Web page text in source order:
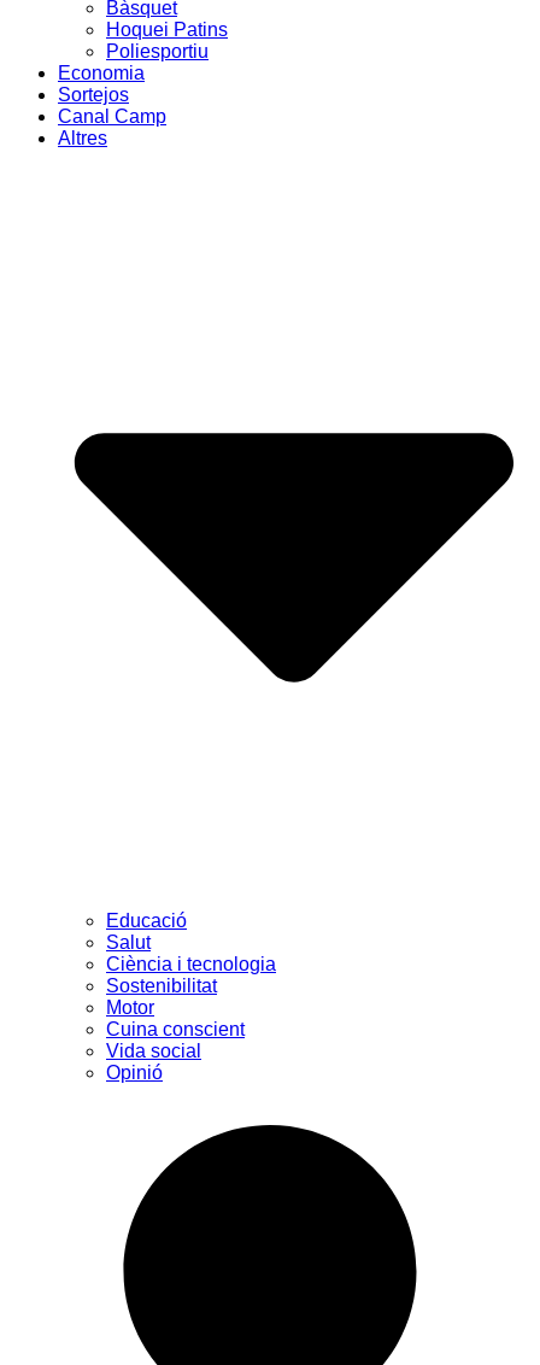
Bàsquet
Hoquei Patins
Poliesportiu
Economia
Sortejos
Canal Camp
Altres
Educació
Salut
Ciència i tecnologia
Sostenibilitat
Motor
Cuina conscient
Vida social
Opinió